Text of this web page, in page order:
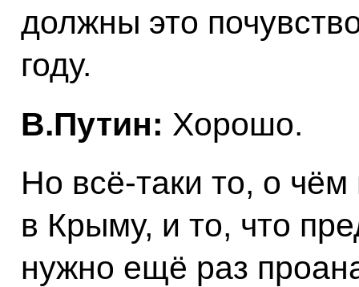
должны это
году.
В.Путин: Хорошо.
Но всё‑таки то, о
в Крыму, и то, что
нужно ещё раз